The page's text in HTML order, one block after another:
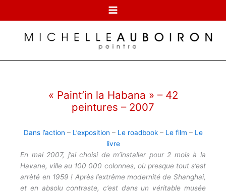
« Paint’in la Habana » – 42
peintures – 2007
Dans l’action – L’exposition – Le roadbook– Le film – Le
livre
En mai 2007, j’ai choisi de m’installer pour 2 mois à la
Havane, ville au 100 000 colonnes, où presque tout s’est
arrèté en 1959 ! Après l’extrême modernité de Shanghai,
et en absolu contraste, c’est dans un véritable musée